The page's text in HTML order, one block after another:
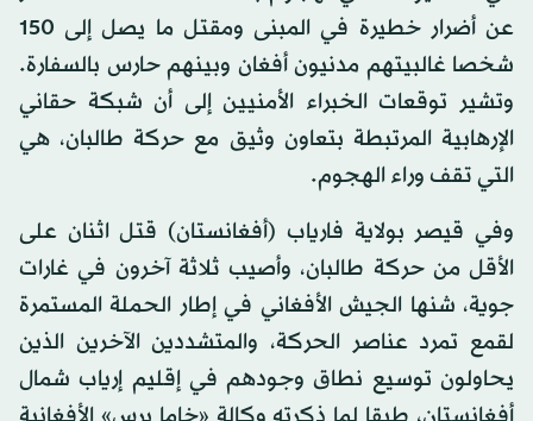
عن أضرار خطيرة في المبنى ومقتل ما يصل إلى 150
شخصا غالبيتهم مدنيون أفغان وبينهم حارس بالسفارة.
وتشير توقعات الخبراء الأمنيين إلى أن شبكة حقاني
الإرهابية المرتبطة بتعاون وثيق مع حركة طالبان، هي
التي تقف وراء الهجوم.
وفي قيصر بولاية فارياب (أفغانستان) قتل اثنان على
الأقل من حركة طالبان، وأصيب ثلاثة آخرون في غارات
جوية، شنها الجيش الأفغاني في إطار الحملة المستمرة
لقمع تمرد عناصر الحركة، والمتشددين الآخرين الذين
يحاولون توسيع نطاق وجودهم في إقليم إرياب شمال